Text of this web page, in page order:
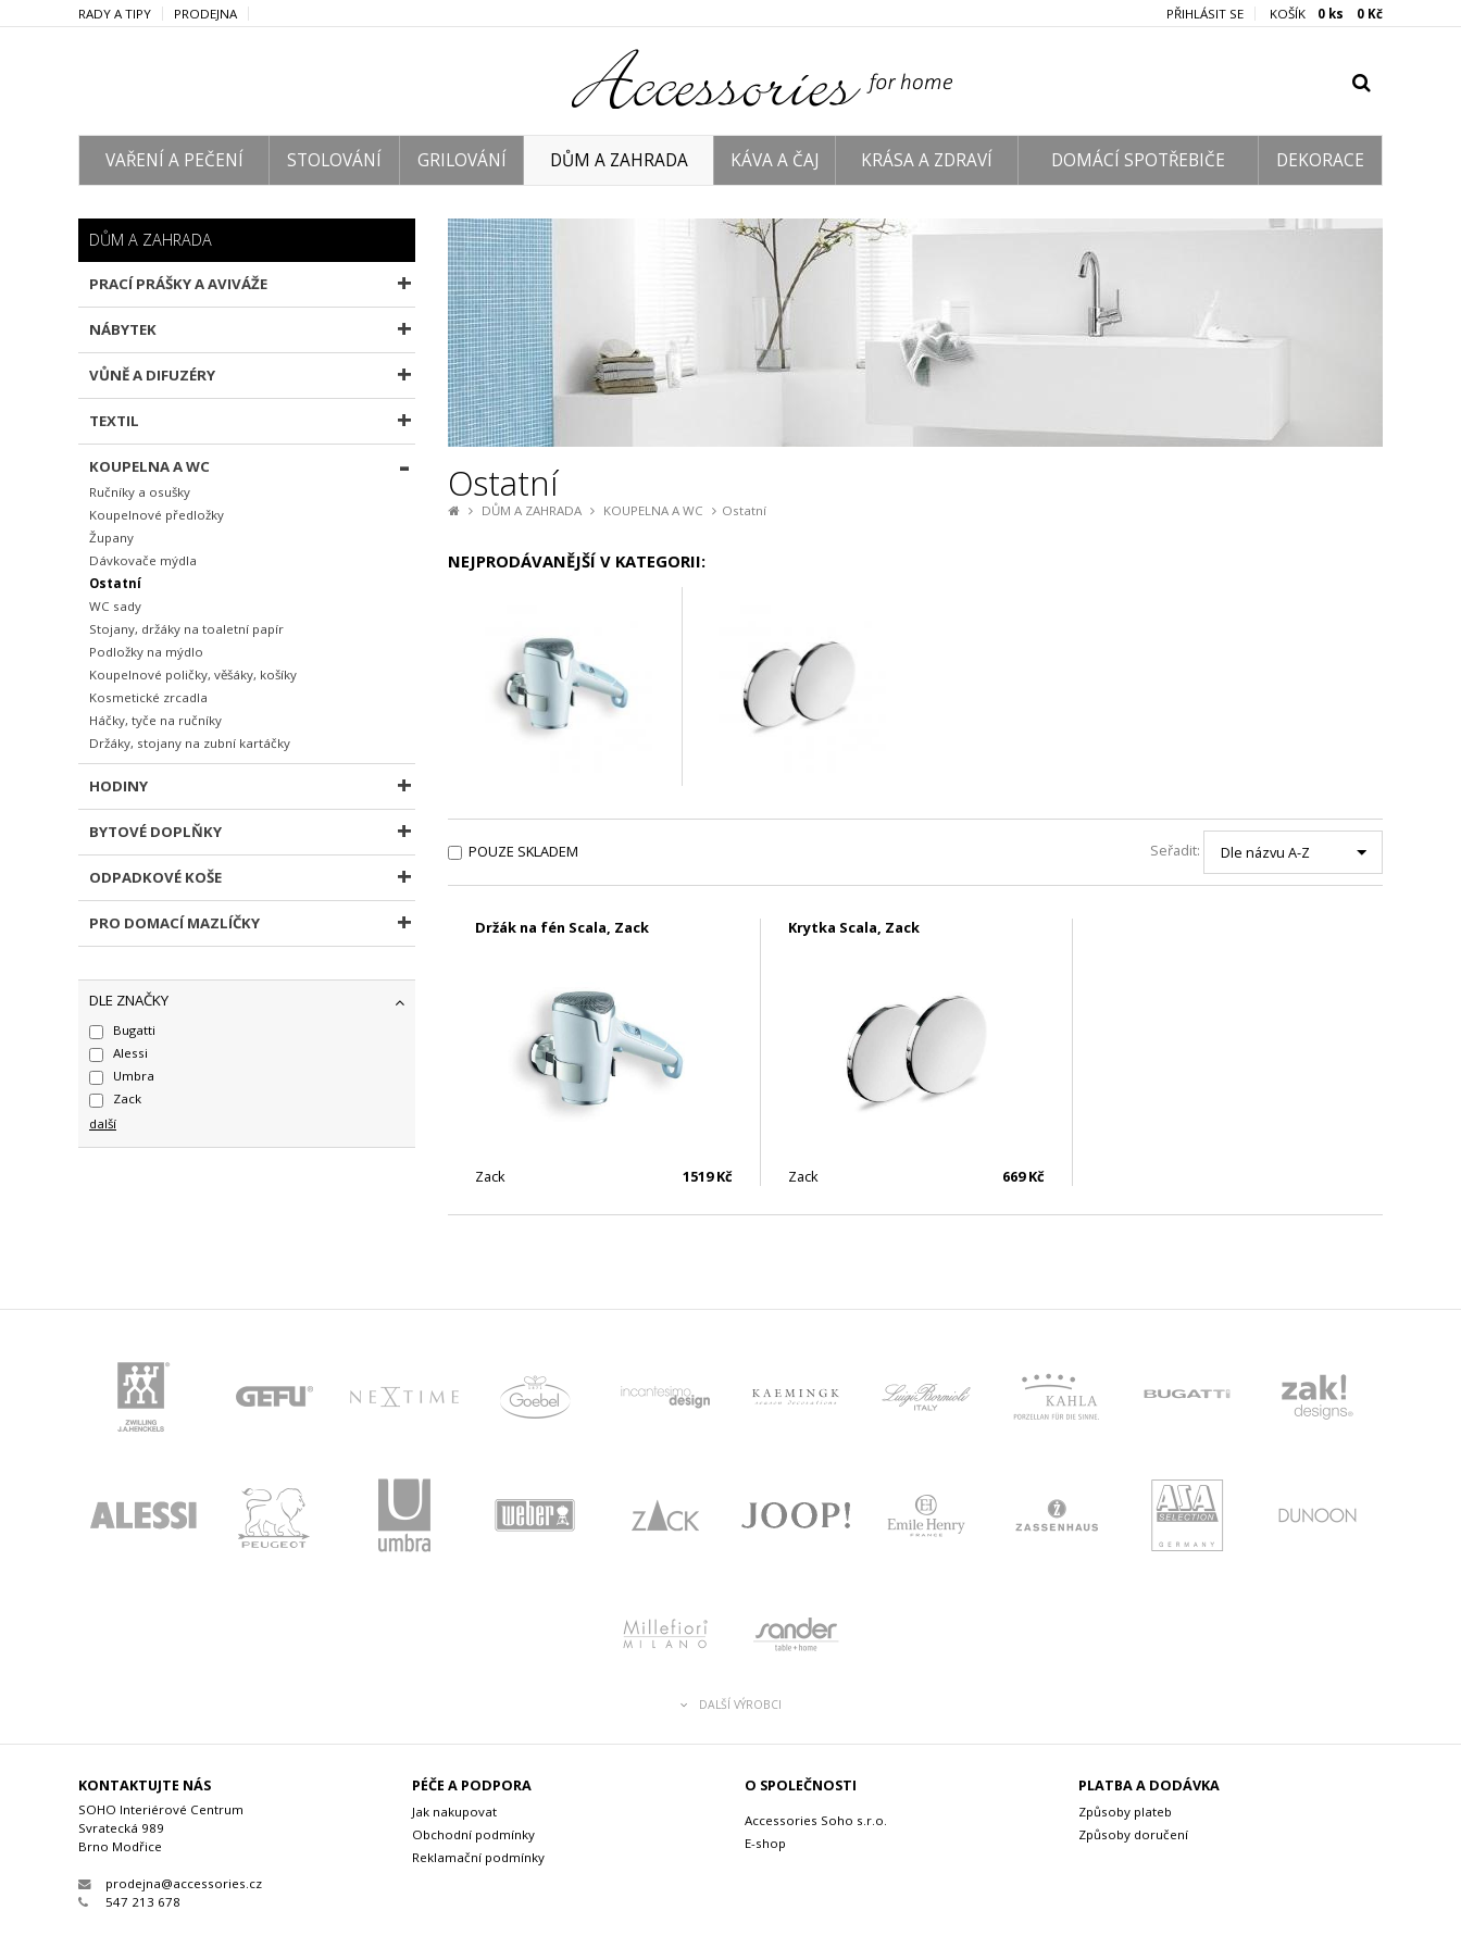
RADY A TIPY PRODEJNA PŘIHLÁSIT SE KOŠÍK 0 ks 0 Kč
VAŘENÍ A PEČENÍ STOLOVÁNÍ GRILOVÁNÍ DŮM A ZAHRADA KÁVA A ČAJ KRÁSA A ZDRAVÍ DOMÁCÍ SPOTŘEBIČE DEKORACE
Ostatní
DŮM A ZAHRADA KOUPELNA A WC Ostatní
NEJPRODÁVANĚJŠÍ V KATEGORII:
POUZE SKLADEM Seřadit: Dle názvu A-Z
Držák na fén Scala, Zack Krytka Scala, Zack
1519 Kč
Zack
669 Kč
Zack
DŮM A ZAHRADA
PRACÍ PRÁŠKY A AVIVÁŽE
NÁBYTEK
VŮNĚ A DIFUZÉRY
TEXTIL
KOUPELNA A WC
Ručníky a osušky
Koupelnové předložky
Župany
Dávkovače mýdla
Ostatní
WC sady
Stojany, držáky na toaletní papír
Podložky na mýdlo
Koupelnové poličky, věšáky, košíky
Kosmetické zrcadla
Háčky, tyče na ručníky
Držáky, stojany na zubní kartáčky
HODINY
BYTOVÉ DOPLŇKY
ODPADKOVÉ KOŠE
PRO DOMACÍ MAZLÍČKY
DLE ZNAČKY
Bugatti
Alessi
Umbra
Zack
další
DALŠÍ VÝROBCI
KONTAKTUJTE NÁS
SOHO Interiérové Centrum
Svratecká 989
Brno Modřice
prodejna@accessories.cz
547 213 678
PÉČE A PODPORA
Jak nakupovat
Obchodní podmínky
Reklamační podmínky
O SPOLEČNOSTI
Accessories Soho s.r.o.
E-shop
PLATBA A DODÁVKA
Způsoby plateb
Způsoby doručení